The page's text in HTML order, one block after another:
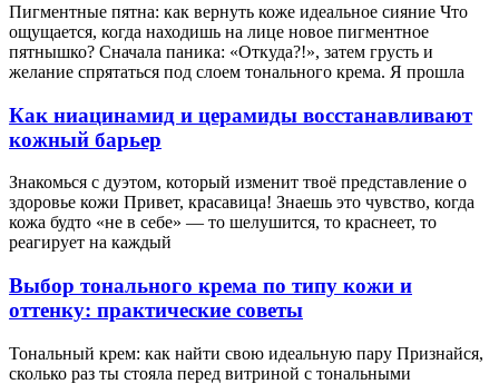
Пигментные пятна: как вернуть коже идеальное сияние Что
ощущается, когда находишь на лице новое пигментное
пятнышко? Сначала паника: «Откуда?!», затем грусть и
желание спрятаться под слоем тонального крема. Я прошла
Как ниацинамид и церамиды восстанавливают
кожный барьер
Знакомься с дуэтом, который изменит твоё представление о
здоровье кожи Привет, красавица! Знаешь это чувство, когда
кожа будто «не в себе» — то шелушится, то краснеет, то
реагирует на каждый
Выбор тонального крема по типу кожи и
оттенку: практические советы
Тональный крем: как найти свою идеальную пару Признайся,
сколько раз ты стояла перед витриной с тональными